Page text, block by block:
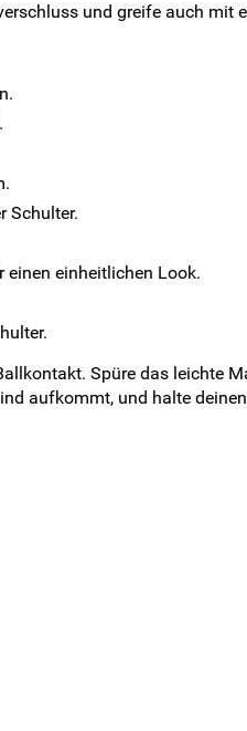
und greife auch mit
Schulter.
einen einheitlichen Look.
Spüre das leichte
aufkommt, und halte